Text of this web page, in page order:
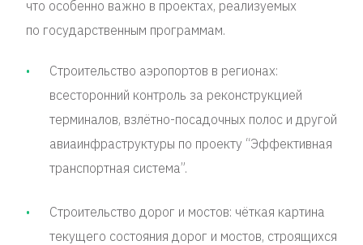
что особенно важно в проектах, реализуемых
по государственным программам.
Строительство аэропортов в регионах:
всесторонний контроль за реконструкцией
терминалов, взлётно-посадочных полос и другой
авиаинфраструктуры по проекту “Эффективная
транспортная система”.
Строительство дорог и мостов: чёткая картина
текущего состояния дорог и мостов, строящихся